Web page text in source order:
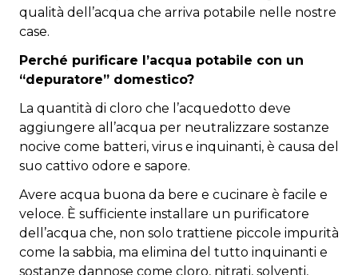
qualità dell’acqua che arriva potabile nelle nostre
case.
Perché purificare l’acqua potabile con un
“depuratore” domestico?
La quantità di cloro che l’acquedotto deve
aggiungere all’acqua per neutralizzare sostanze
nocive come batteri, virus e inquinanti, è causa del
suo cattivo odore e sapore.
Avere acqua buona da bere e cucinare è facile e
veloce. È sufficiente installare un purificatore
dell’acqua che, non solo trattiene piccole impurità
come la sabbia, ma elimina del tutto inquinanti e
sostanze dannose come cloro, nitrati, solventi,